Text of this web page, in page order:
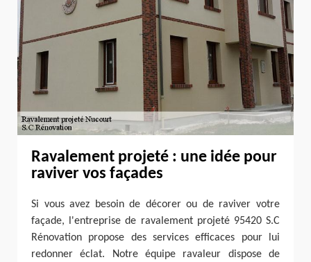
Ravalement projeté : une idée pour
raviver vos façades
Si vous avez besoin de décorer ou de raviver votre
façade, l'entreprise de ravalement projeté 95420 S.C
Rénovation propose des services efficaces pour lui
redonner éclat. Notre équipe ravaleur dispose de